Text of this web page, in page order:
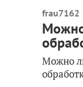
frau7162
Можно